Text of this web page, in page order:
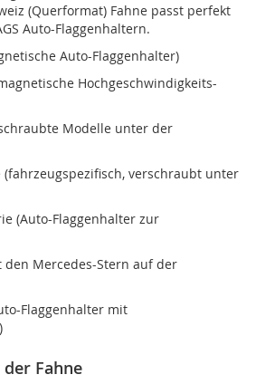
(Querformat) Fahne passt perfekt
Auto-Flaggenhaltern.
Auto-Flaggenhalter)
Hochgeschwindigkeits-
Modelle unter der
(fahrzeugspezifisch, verschraubt unter
(Auto-Flaggenhalter zur
den Mercedes-Stern auf der
Flaggenhalter mit
Fahne